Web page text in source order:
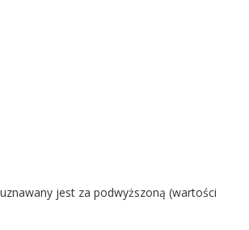
jest za podwyższoną (wartości